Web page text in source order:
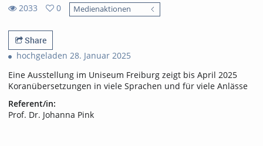
2033
views
0
favorites
Medienaktionen
Share
hochgeladen 28. Januar 2025
Eine Ausstellung im Uniseum Freiburg zeigt bis April 2025
Koranübersetzungen in viele Sprachen und für viele Anlässe
Referent/in:
Prof. Dr. Johanna Pink